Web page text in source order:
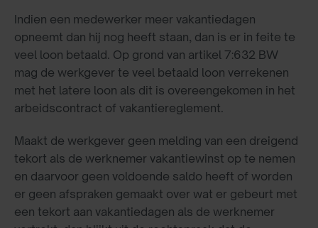
Indien een medewerker meer vakantiedagen
opneemt dan hij nog heeft staan, dan is er in feite te
veel loon betaald. Op grond van artikel 7:632 BW
mag de werkgever te veel betaald loon verrekenen
met het latere loon als dit is overeengekomen in het
arbeidscontract of vakantiereglement.
Maakt de werkgever geen melding van een dreigend
tekort als de werknemer vakantiewinst op te nemen
en daarvoor geen voldoende saldo heeft of worden
er geen afspraken gemaakt over wat er gebeurt met
een tekort aan vakantiedagen als de werknemer